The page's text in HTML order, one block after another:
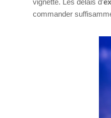
vignette. Les délais d’
commander